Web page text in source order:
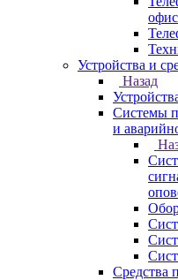
Устройства и
Назад
Системы
и
Средства